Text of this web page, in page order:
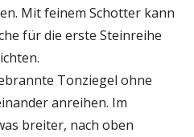
Mit feinem Schotter kann
für die erste Steinreihe
Tonziegel ohne
anreihen. Im
breiter, nach oben